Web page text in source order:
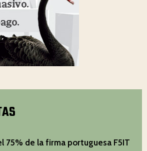
75% de la firma portuguesa F5IT